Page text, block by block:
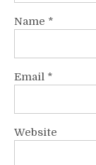
Name *
Email *
Website